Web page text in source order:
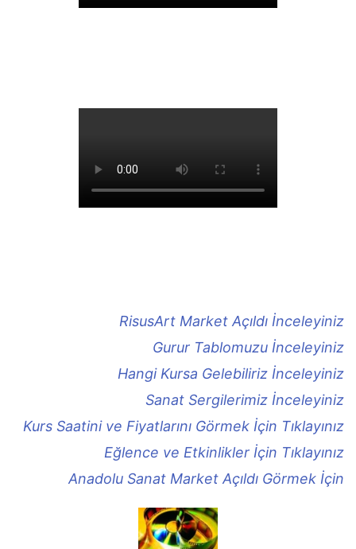
RisusArt Market Açıldı İnceleyiniz
Gurur Tablomuzu İnceleyiniz
Hangi Kursa Gelebiliriz İnceleyiniz
Sanat Sergilerimiz İnceleyiniz
Kurs Saatini ve Fiyatlarını Görmek İçin Tıklayınız
Eğlence ve Etkinlikler İçin Tıklayınız
Anadolu Sanat Market Açıldı Görmek İçin